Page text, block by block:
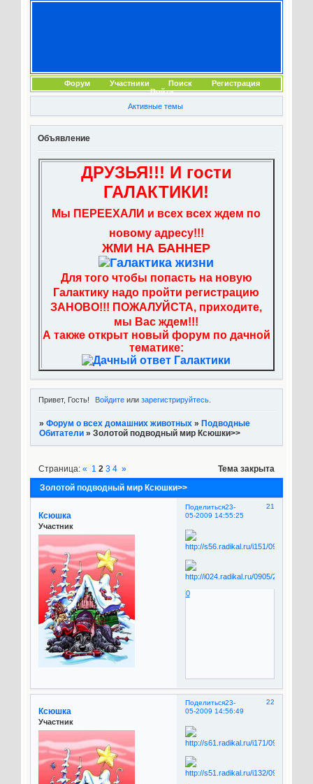
Форум Участники Поиск
Регистрация
Войти
Активные темы
Объявление
ДРУЗЬЯ!!! И гости
ГАЛАКТИКИ!
Мы ПЕРЕЕХАЛИ и всех всех ждем по
новому адресу!!!
ЖМИ НА БАННЕР
Для того чтобы попасть на новую
Галактику надо пройти регистрацию
ЗАНОВО!!! ПОЖАЛУЙСТА, приходите,
мы Вас ждем!!!
А также открыт новый форум по дачной
тематике:
Привет, Гость! Войдите илизарегистрируйтесь
» Форум о всех домашних животных » Подводные
Обитатели » Золотой подводный мир Ксюшки>>
Золотой подводный мир Ксюшки>>
Страница: « 1 2 3 4 » Тема закрыта
Поделиться 21
23-
05-2009 14:55:25
Ксюшка
Участник
0
Поделиться 22
23-
05-2009 14:56:49
Ксюшка
Участник